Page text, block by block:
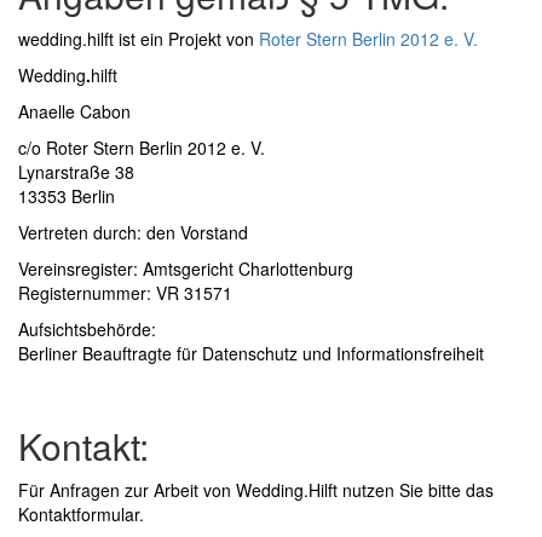
wedding.hilft ist ein Projekt von Roter Stern Berlin 2012 e. V.
Wedding.hilft
Anaelle Cabon
c/o Roter Stern Berlin 2012 e. V.
Lynarstraße 38
13353 Berlin
Vertreten durch: den Vorstand
Vereinsregister: Amtsgericht Charlottenburg
Registernummer: VR 31571
Aufsichtsbehörde:
Berliner Beauftragte für Datenschutz und Informationsfreiheit
Kontakt:
Für Anfragen zur Arbeit von Wedding.Hilft nutzen Sie bitte das
Kontaktformular.